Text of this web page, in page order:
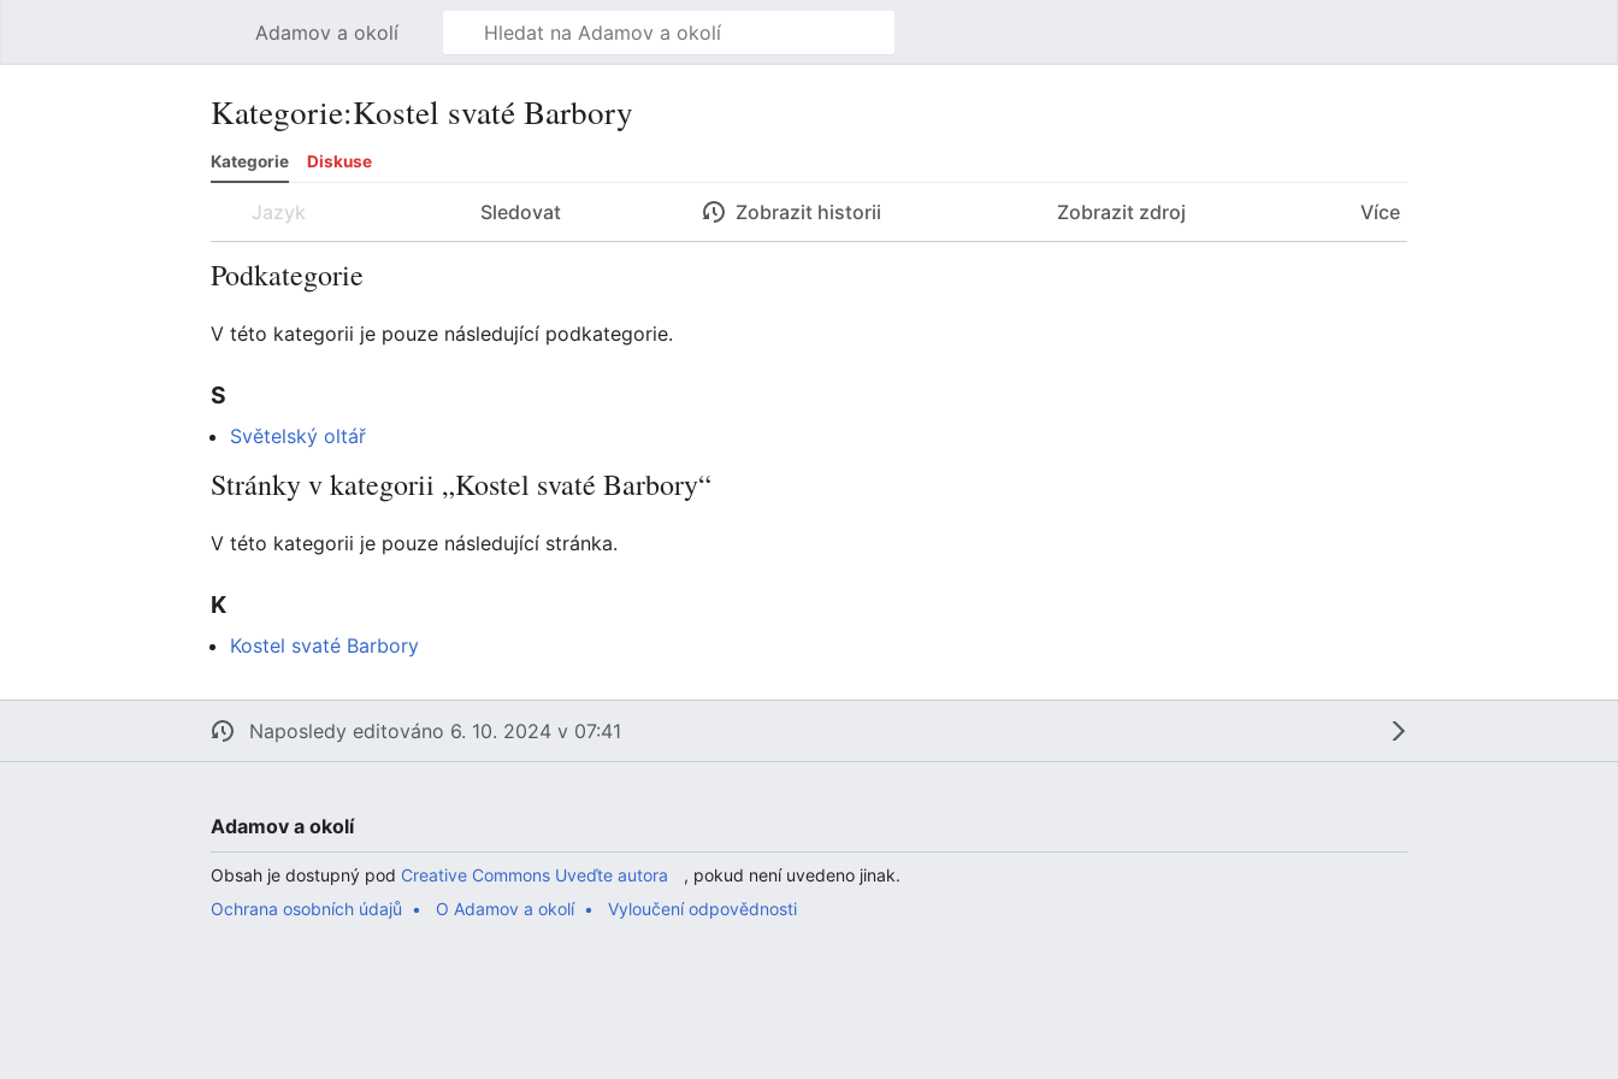
Adamov a okolí
Kategorie:Kostel svaté Barbory
Kategorie Diskuse
Jazyk Sledovat Zobrazit historii Zobrazit zdroj Více
Podkategorie
V této kategorii je pouze následující podkategorie.
S
Světelský oltář
Stránky v kategorii „Kostel svaté Barbory“
V této kategorii je pouze následující stránka.
K
Kostel svaté Barbory
Naposledy editováno 6. 10. 2024 v 07:41
Adamov a okolí
Obsah je dostupný pod Creative Commons Uveďte autora
, pokud není uvedeno jinak.
Ochrana osobních údajů
O Adamov a okolí Vyloučení odpovědnosti